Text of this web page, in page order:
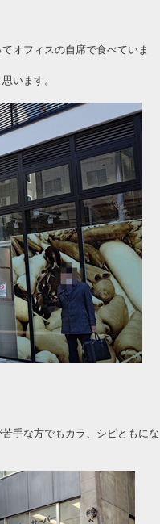
オフィスの自席で食べていま
います。
手な方でもカラ、シビともにな